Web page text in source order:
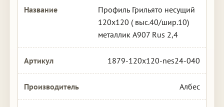
Профиль Грильято несущий
120х120 ( выс.40/шир.10)
металлик А907 Rus 2,4
1879-120x120-nes24-040
Албес